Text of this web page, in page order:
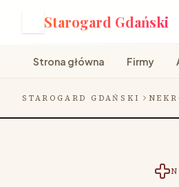
Starogard Gdański
Strona główna Firmy
STAROGARD GDAŃSKI